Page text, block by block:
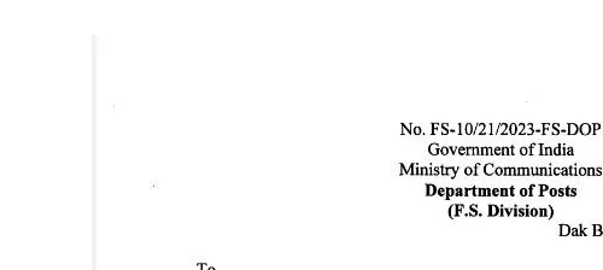
सिर्फ सच !!!